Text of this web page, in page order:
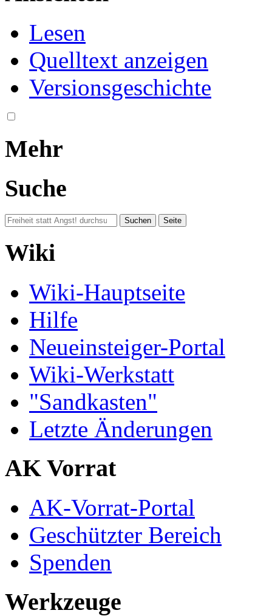
Lesen
Quelltext anzeigen
Versionsgeschichte
Mehr
Suche
Wiki
Wiki-Hauptseite
Hilfe
Neueinsteiger-Portal
Wiki-Werkstatt
"Sandkasten"
Letzte Änderungen
AK Vorrat
AK-Vorrat-Portal
Geschützter Bereich
Spenden
Werkzeuge